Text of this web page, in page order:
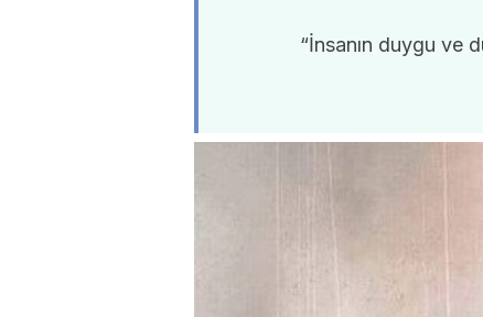
“İnsanın duygu ve